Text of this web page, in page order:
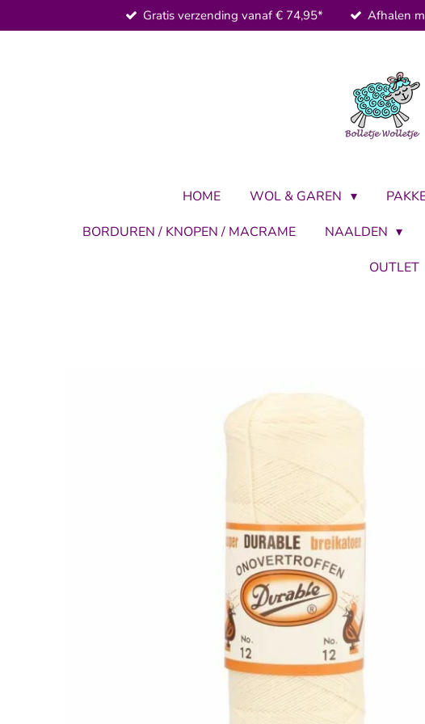
direct
Gratis verzending vanaf € 74,95* Afhalen
HOME WOL & GAREN
BORDUREN / KNOPEN / MACRAME
NAALDEN
OUTLET